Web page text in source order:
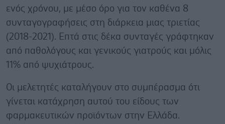
ενός χρόνου, με μέσο όρο για τον καθένα 8
συνταγογραφήσεις στη διάρκεια μιας τριετίας
(2018-2021). Επτά στις δέκα συνταγές γράφτηκαν
από παθολόγους και γενικούς γιατρούς και μόλις
11% από ψυχιάτρους.
Οι μελετητές καταλήγουν στο συμπέρασμα ότι
γίνεται κατάχρηση αυτού του είδους των
φαρμακευτικών προϊόντων στην Ελλάδα.